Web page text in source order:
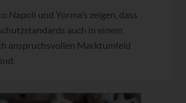
Napoli und Yorma’s zeigen, dass
auch in einem
anspruchsvollen Marktumfeld